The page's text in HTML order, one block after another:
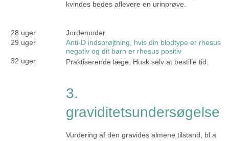
kvindes bedes aflevere en urinprøve.
28 uger
Jordemoder
29 uger
Anti-D indsprøjtning, hvis din blodtype er rhesus
negativ og dit barn er rhesus positiv
32 uger
Praktiserende læge. Husk selv at bestille tid.
3.
graviditetsundersøgelse
Vurdering af den gravides almene tilstand, bl a